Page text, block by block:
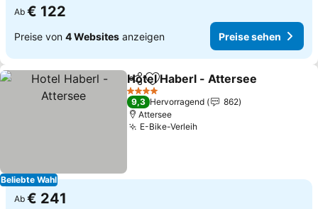
Ab € 122
Preise von 4 Websites anzeigen Preise sehen
Beliebte Wahl
TeilenZu Favoriten hinzufügen
Hotel Haberl - Attersee
4 Sterne
9,3 Hervorragend
862
Attersee
E-Bike-Verleih
Ab € 241